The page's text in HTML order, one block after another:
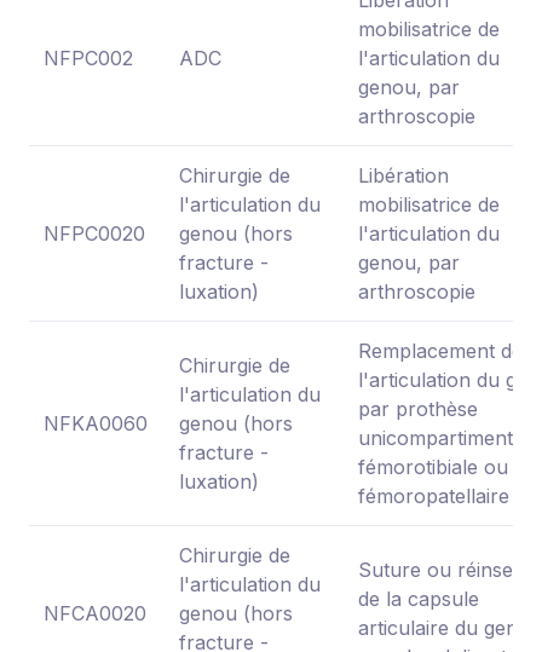
NFPC002 ADC
mobilisatrice de
l'articulation du
genou, par
arthroscopie
NFPC0020
Chirurgie de
l'articulation du
genou (hors
fracture -
luxation)
Libération
mobilisatrice de
l'articulation du
genou, par
arthroscopie
NFKA0060
Chirurgie de
l'articulation du
genou (hors
fracture -
luxation)
Remplacement de
l'articulation du
par prothèse
fémorotibiale ou
fémoropatellaire
NFCA0020
Chirurgie de
l'articulation du
genou (hors
fracture -
Suture ou
de la capsule
articulaire du